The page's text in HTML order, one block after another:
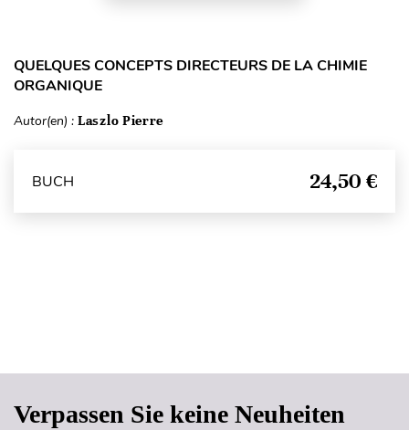
QUELQUES CONCEPTS DIRECTEURS DE LA CHIMIE
ORGANIQUE
Autor(en) : Laszlo Pierre
BUCH 24,50 €
Verpassen Sie keine Neuheiten